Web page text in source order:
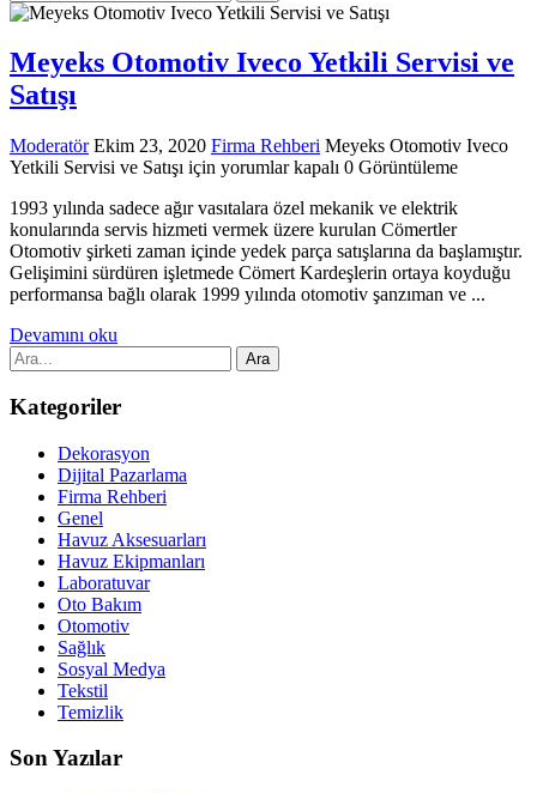
Meyeks Otomotiv Iveco Yetkili Servisi ve
Satışı
Moderatör Ekim 23, 2020 Firma Rehberi Meyeks Otomotiv Iveco
Yetkili Servisi ve Satışı için yorumlar kapalı 0 Görüntüleme
1993 yılında sadece ağır vasıtalara özel mekanik ve elektrik
konularında servis hizmeti vermek üzere kurulan Cömertler
Otomotiv şirketi zaman içinde yedek parça satışlarına da başlamıştır.
Gelişimini sürdüren işletmede Cömert Kardeşlerin ortaya koyduğu
performansa bağlı olarak 1999 yılında otomotiv şanzıman ve ...
Devamını oku
Kategoriler
Dekorasyon
Dijital Pazarlama
Firma Rehberi
Genel
Havuz Aksesuarları
Havuz Ekipmanları
Laboratuvar
Oto Bakım
Otomotiv
Sağlık
Sosyal Medya
Tekstil
Temizlik
Son Yazılar